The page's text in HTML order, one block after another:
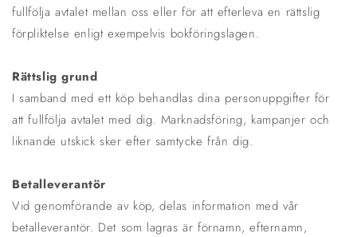
fullfölja avtalet mellan oss eller för att efterleva en rättslig
förpliktelse enligt exempelvis bokföringslagen.
Rättslig grund
I samband med ett köp behandlas dina personuppgifter för
att fullfölja avtalet med dig. Marknadsföring, kampanjer och
liknande utskick sker efter samtycke från dig.
Betalleverantör
Vid genomförande av köp, delas information med vår
betalleverantör. Det som lagras är förnamn, efternamn,